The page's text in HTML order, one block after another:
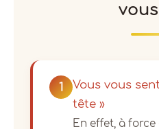
1
Vous vous
tête »
En effet, à force